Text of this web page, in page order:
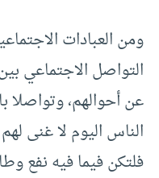
ومن العبادات
التواصل الاجتماعي
عن أحوالهم، وتواصلا
الناس اليوم لا غنى
فلتكن فيما فيه نفع